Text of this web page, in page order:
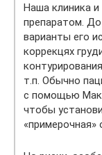
Наша клиника
препаратом.
варианты его
коррекцях
т.п. Обычно
с помощью
чтобы
«примерочная»